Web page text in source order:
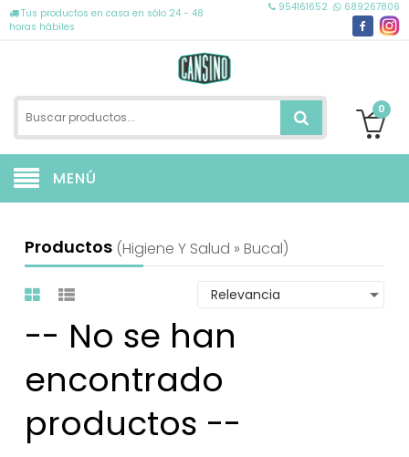
Tus productos en casa en sólo 24 - 48
horas hábiles
954161652 689267806
0
MENÚ
Productos (higiene Y Salud » Bucal)
-- No se han
encontrado
productos --